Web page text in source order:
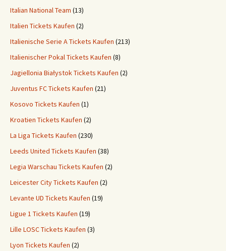
Italian National Team (13)
Italien Tickets Kaufen (2)
Italienische Serie A Tickets Kaufen (213)
Italienischer Pokal Tickets Kaufen (8)
Jagiellonia Białystok Tickets Kaufen (2)
Juventus FC Tickets Kaufen (21)
Kosovo Tickets Kaufen (1)
Kroatien Tickets Kaufen (2)
La Liga Tickets Kaufen (230)
Leeds United Tickets Kaufen (38)
Legia Warschau Tickets Kaufen (2)
Leicester City Tickets Kaufen (2)
Levante UD Tickets Kaufen (19)
Ligue 1 Tickets Kaufen (19)
Lille LOSC Tickets Kaufen (3)
Lyon Tickets Kaufen (2)